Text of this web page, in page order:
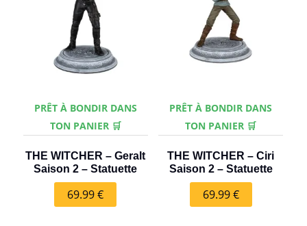
PRÊT À BONDIR DANS
TON PANIER 🛒
THE WITCHER – Geralt
Saison 2 – Statuette
69.99€
PRÊT À BONDIR DANS
TON PANIER 🛒
THE WITCHER – Ciri
Saison 2 – Statuette
69.99€